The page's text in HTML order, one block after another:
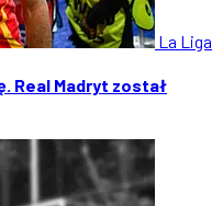
La Liga
Real Madryt został